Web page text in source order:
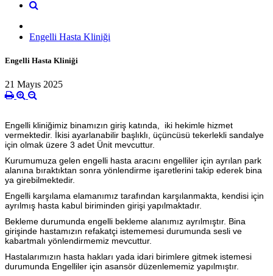
Engelli Hasta Kliniği
Engelli Hasta Kliniği
21 Mayıs 2025
Engelli kliniğimiz binamızın giriş katında, iki hekimle hizmet
vermektedir. İkisi ayarlanabilir başlıklı, üçüncüsü tekerlekli sandalye
için olmak üzere 3 adet Ünit mevcuttur.
Kurumumuza gelen engelli hasta aracını engelliler için ayrılan park
alanına bıraktıktan sonra yönlendirme işaretlerini takip ederek bina
ya girebilmektedir.
Engelli karşılama elamanımız tarafından karşılanmakta, kendisi için
ayrılmış hasta kabul biriminden girişi yapılmaktadır.
Bekleme durumunda engelli bekleme alanımız ayrılmıştır. Bina
girişinde hastamızın refakatçi istememesi durumunda sesli ve
kabartmalı yönlendirmemiz mevcuttur.
Hastalarımızın hasta hakları yada idari birimlere gitmek istemesi
durumunda Engelliler için asansör düzenlememiz yapılmıştır.